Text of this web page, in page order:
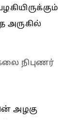
அருகில்
நிபுணர்
அழகு